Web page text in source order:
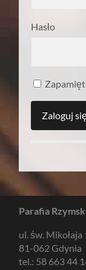
Hasło
Parafia
ul. św. Mikołaja
81-062 Gdynia
tel.: 58 663 44